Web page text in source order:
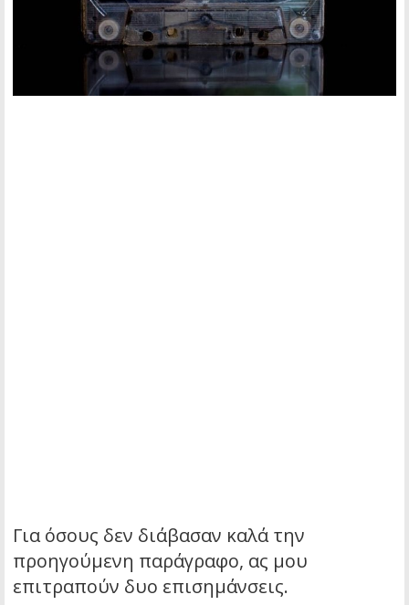
Για όσους δεν διάβασαν καλά την
προηγούμενη παράγραφο, ας μου
επιτραπούν δυο επισημάνσεις.